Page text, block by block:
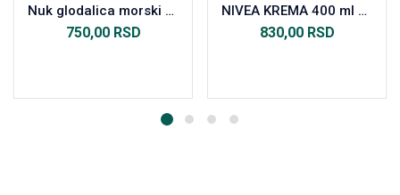
Nuk glodalica morski konjic
750,00 RSD
NIVEA KREMA 400 ml 80107
830,00 RSD